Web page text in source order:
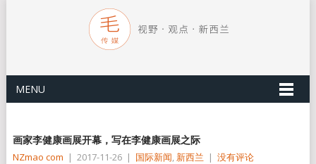
MENU
画家李健康画展开幕，写在李健康画展之际
NZmao com | 2017-11-26 | 国际新闻, 新西兰 | 没有评论